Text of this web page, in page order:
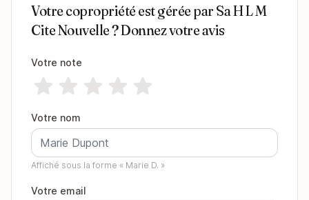
Votre copropriété est gérée par Sa H L M
Cite Nouvelle ? Donnez votre avis
Votre note
Votre nom
Affiché sous la forme « Marie D. »
Votre email